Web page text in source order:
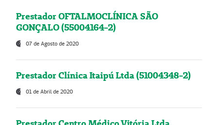
Prestador OFTALMOCLÍNICA SÃO
GONÇALO (55004164-2)
07 de Agosto de 2020
Prestador Clínica Itaipú Ltda (51004348-2)
01 de Abril de 2020